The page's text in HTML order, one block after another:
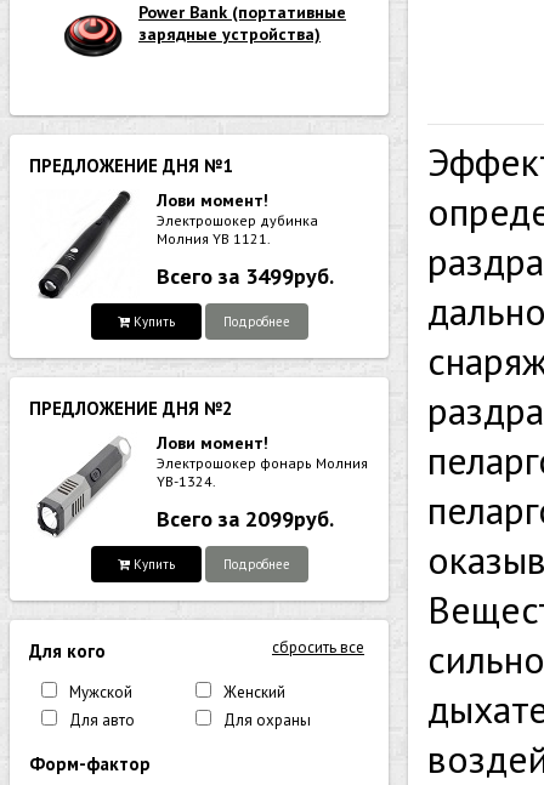
Power Bank (портативные
зарядные устройства)
ПРЕДЛОЖЕНИЕ ДНЯ №1
Лови момент!
Электрошокер дубинка
Молния YB 1121.
Всего за 3499руб.
Купить Подробнее
ПРЕДЛОЖЕНИЕ ДНЯ №2
Лови момент!
Электрошокер фонарь Молния
YB-1324.
Всего за 2099руб.
Купить Подробнее
сбросить все
Для кого
Мужской
Женский
Для авто
Для охраны
Форм-фактор